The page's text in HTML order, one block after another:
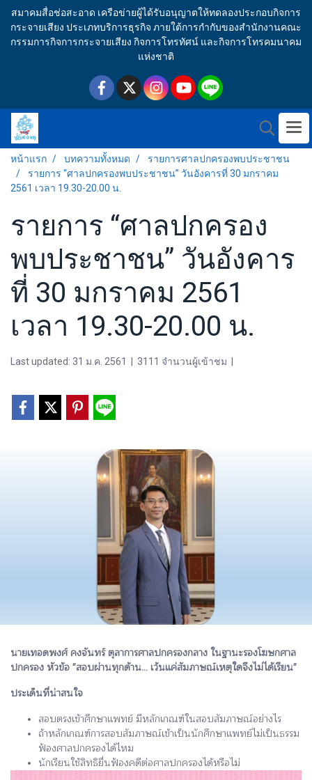
สมาคมสื่อช่อสะอาด เครือข่ายผู้ได้รับอนุญาตให้ทดลองประกอบกิจการ
กระจายเสียง ประเภทบริการธุรกิจ ภายใต้การกำกับของสำนักงานคณะ
กรรมการกิจการกระจายเสียง กิจการโทรทัศน์ และกิจการโทรคมนาคม
แห่งชาติ
หน้าแรก บทความทั้งหมด
รายการศาลปกครองพบประชาชน
รายการ “ศาลปกครองพบประชาชน” วันอังคารที่ 30 มกราคม
2561 เวลา 19.30-20.00 น.
รายการ “ศาลปกครอง
พบประชาชน” วันอังคาร
ที่ 30 มกราคม 2561
เวลา 19.30-20.00 น.
Last updated: 31 ม.ค. 2561 3111 จำนวนผู้เข้าชม
นายเทอดพงศ์ คงจันทร์ ตุลาการศาลปกครองกลาง ในฐานะรองโฆษกศาล
ปกครอง หัวข้อ "สอบผ่านทุกด้าน... เว้นแค่สัมภาษณ์เหตุใดจึงไม่ได้เรียน"
ประเด็นที่น่าสนใจ
สอบตรงเข้าศึกษาแพทย์ มีหลักเกณฑ์ในสอบสัมภาษณ์อย่างไร
ถ้าหลักเกณฑ์การสอบสัมภาษณ์เข้าเป็นนักศึกษาแพทย์ไม่เป็นธรรม
ฟ้องศาลปกครองได้ไหม
นักเรียนใช้สิทธิยื่นฟ้องคดีต่อศาลปกครองได้หรือไม่